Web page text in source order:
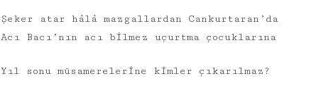
Şeker atar hâlâ mazgallardan Cankurtaran’da
Acı Bacı’nın acı bilmez uçurtma çocuklarına
Yıl sonu müsamerelerine kimler çıkarılmaz?